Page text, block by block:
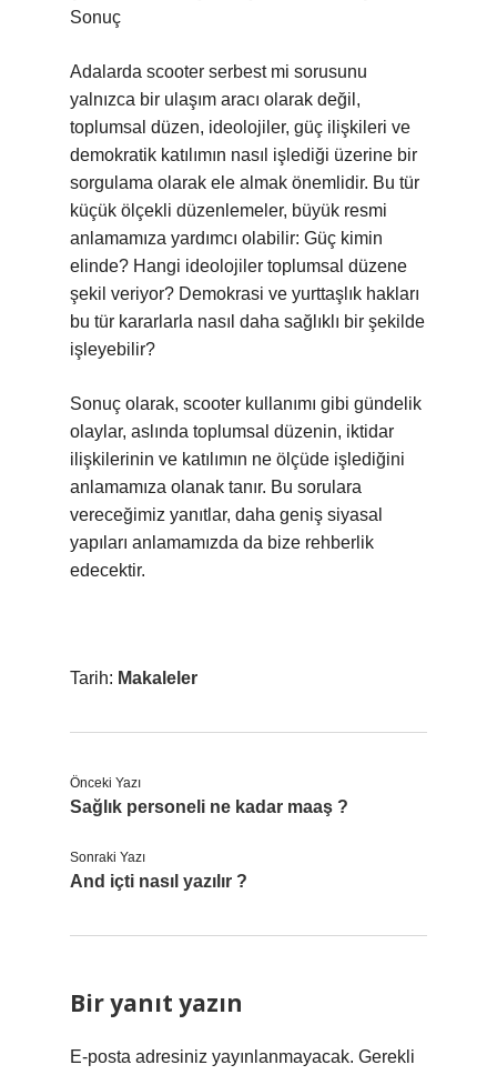
Sonuç
Adalarda scooter serbest mi sorusunu
yalnızca bir ulaşım aracı olarak değil,
toplumsal düzen, ideolojiler, güç ilişkileri ve
demokratik katılımın nasıl işlediği üzerine bir
sorgulama olarak ele almak önemlidir. Bu tür
küçük ölçekli düzenlemeler, büyük resmi
anlamamıza yardımcı olabilir: Güç kimin
elinde? Hangi ideolojiler toplumsal düzene
şekil veriyor? Demokrasi ve yurttaşlık hakları
bu tür kararlarla nasıl daha sağlıklı bir şekilde
işleyebilir?
Sonuç olarak, scooter kullanımı gibi gündelik
olaylar, aslında toplumsal düzenin, iktidar
ilişkilerinin ve katılımın ne ölçüde işlediğini
anlamamıza olanak tanır. Bu sorulara
vereceğimiz yanıtlar, daha geniş siyasal
yapıları anlamamızda da bize rehberlik
edecektir.
Tarih: Makaleler
Önceki Yazı
Sağlık personeli ne kadar maaş ?
Sonraki Yazı
And içti nasıl yazılır ?
Bir yanıt yazın
E-posta adresiniz yayınlanmayacak. Gerekli